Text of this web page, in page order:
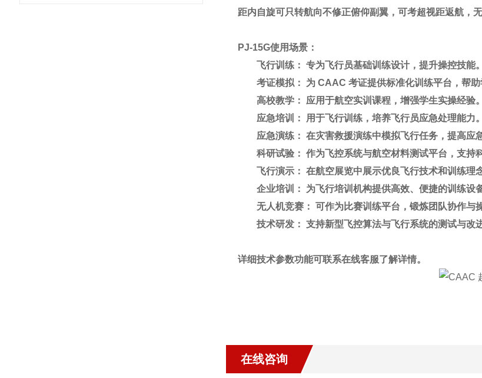
距内自旋可只转航向不修正俯仰副翼，可考超视距返航，
PJ-15G使用场景：
飞行训练： 专为飞行员基础训练设计，提升操控技能。
考证模拟： 为 CAAC 考证提供标准化训练平台，帮助
高校教学： 应用于航空实训课程，增强学生实操经验。
应急培训： 用于飞行训练，培养飞行员应急处理能力。
应急演练： 在灾害救援演练中模拟飞行任务，提高应急
科研试验： 作为飞控系统与航空材料测试平台，支持科
飞行演示： 在航空展览中展示优良飞行技术和训练理念
企业培训： 为飞行培训机构提供高效、便捷的训练设备
无人机竞赛： 可作为比赛训练平台，锻炼团队协作与操
技术研发： 支持新型飞控算法与飞行系统的测试与改进
详细技术参数功能可联系在线客服了解详情。
在线咨询